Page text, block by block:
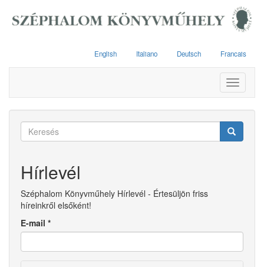
English Italiano Deutsch Francais
Toggle
Keresés
Hírlevél
Széphalom Könyvműhely Hírlevél - Értesüljön friss
híreinkről elsőként!
E-mail *